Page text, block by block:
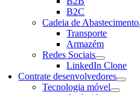
B2C
Cadeia de Abastecimento
Transporte
Armazém
Redes Sociais
LinkedIn Clone
Contrate desenvolvedores
Tecnologia móvel